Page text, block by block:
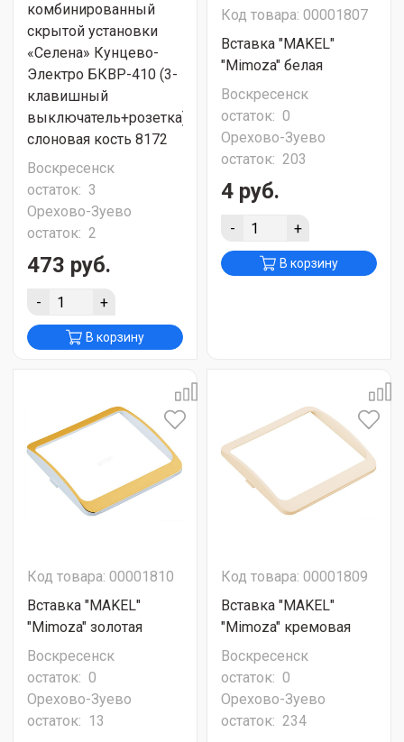
комбинированный
скрытой установки
«Селена» Кунцево-
Электро БКВР-410 (3-
клавишный
выключатель+розетка)
слоновая кость 8172
Воскресенск
остаток: 3
Орехово-Зуево
остаток: 2
473 руб.
- +
В корзину
Код товара: 00001807
Вставка "MAKEL"
"Mimoza" белая
Воскресенск
остаток: 0
Орехово-Зуево
остаток: 203
4 руб.
- +
В корзину
Код товара: 00001810
Вставка "MAKEL"
"Mimoza" золотая
Воскресенск
остаток: 0
Орехово-Зуево
остаток: 13
Код товара: 00001809
Вставка "MAKEL"
"Mimoza" кремовая
Воскресенск
остаток: 0
Орехово-Зуево
остаток: 234